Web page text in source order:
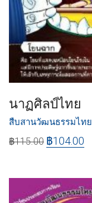
นาฏศิลป์ไทย
สืบสานวัฒนธรรมไทย
฿115.00 ฿104.00